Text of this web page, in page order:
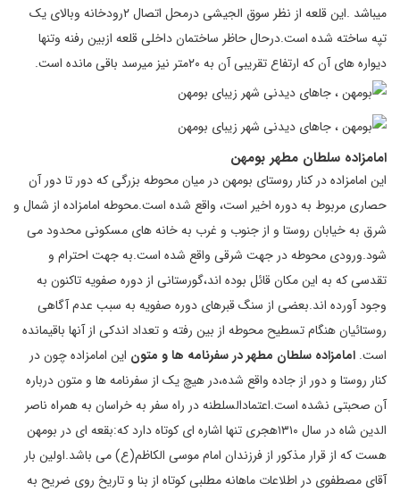
میباشد .این قلعه از نظر سوق الجیشی درمحل اتصال ۲رودخانه وبالای یک
تپه ساخته شده است.درحال حاظر ساختمان داخلی قلعه ازبین رفنه وتنها
دیواره های آن که ارتفاع تقریبی آن به ۲۰متر نیز میرسد باقی مانده است.
امامزاده سلطان مطهر بومهن
این امامزاده در کنار روستای بومهن در میان محوطه بزرگی که دور تا دور آن
حصاری مربوط به دوره اخیر است، واقع شده است.محوطه امامزاده از شمال و
شرق به خیابان روستا و از جنوب و غرب به خانه های مسکونی محدود می
شود.ورودی محوطه در جهت شرقی واقع شده است.به جهت احترام و
تقدسی که به این مکان قائل بوده اند،گورستانی از دوره صفویه تاکنون به
وجود آورده اند.بعضی از سنگ قبرهای دوره صفویه به سبب عدم آگاهی
روستائیان هنگام تسطیح محوطه از بین رفته و تعداد اندکی از آنها باقیمانده
است. امامزاده سلطان مطهر در سفرنامه ها و متون این امامزاده چون در
کنار روستا و دور از جاده واقع شده،در هیچ یک از سفرنامه ها و متون درباره
آن صحبتی نشده است.اعتمادالسلطنه در راه سفر به خراسان به همراه ناصر
الدین شاه در سال ۱۳۱۰هجری تنها اشاره ای کوتاه دارد که:بقعه ای در بومهن
هست که از قرار مذکور از فرزندان امام موسی الکاظم(ع) می باشد.اولین بار
آقای مصطفوی در اطلاعات ماهانه مطلبی کوتاه از بنا و تاریخ روی ضریح به